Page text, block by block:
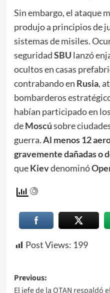
Sin embargo, el ataque
produjo a principios de
sistemas de misiles.
seguridadSBU lanzó
ocultos en casas
contrabando en Rusia,
bombarderos
habían participado en
deMoscúsobre
guerra.Al menos 12
gravemente dañadas o
queKievdenominó
Post Views: 199
Previous:
El jefe de la OTAN respaldó